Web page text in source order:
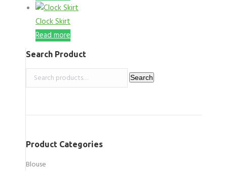
Clock Skirt
Read more
Search Product
Search
for:
Search
Product Categories
Blouse